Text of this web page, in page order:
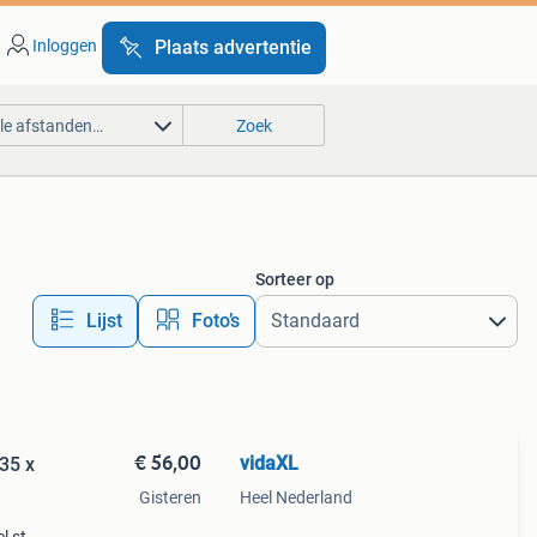
Inloggen Plaats advertentie
afstanden… Zoek
Lijst Foto’s
Sorteer op
x € 56,00
Gisteren
vidaXL
Heel Nederland